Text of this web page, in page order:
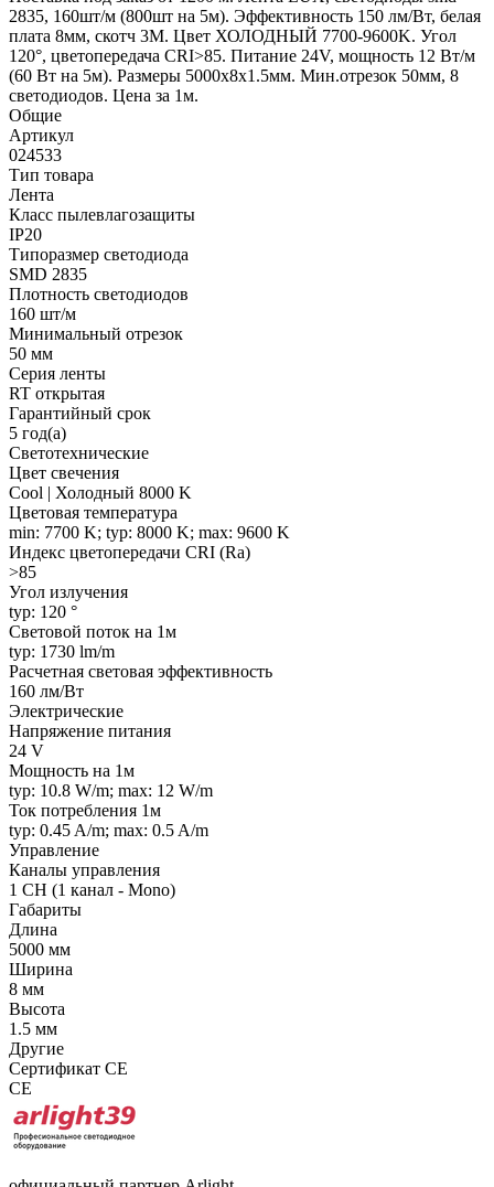
2835, 160шт/м (800шт на 5м). Эффективность 150 лм/Вт, белая
плата 8мм, скотч 3М. Цвет ХОЛОДНЫЙ 7700-9600K. Угол
120°, цветопередача CRI>85. Питание 24V, мощность 12 Вт/м
(60 Вт на 5м). Размеры 5000х8х1.5мм. Мин.отрезок 50мм, 8
светодиодов. Цена за 1м.
Общие
Артикул
024533
Тип товара
Лента
Класс пылевлагозащиты
IP20
Типоразмер светодиода
SMD 2835
Плотность светодиодов
160 шт/м
Минимальный отрезок
50 мм
Серия ленты
RT открытая
Гарантийный срок
5 год(а)
Светотехнические
Цвет свечения
Cool | Холодный 8000 K
Цветовая температура
min: 7700 K; typ: 8000 K; max: 9600 K
Индекс цветопередачи CRI (Ra)
>85
Угол излучения
typ: 120 °
Световой поток на 1м
typ: 1730 lm/m
Расчетная световая эффективность
160 лм/Вт
Электрические
Напряжение питания
24 V
Мощность на 1м
typ: 10.8 W/m; max: 12 W/m
Ток потребления 1м
typ: 0.45 A/m; max: 0.5 A/m
Управление
Каналы управления
1 CH (1 канал - Mono)
Габариты
Длина
5000 мм
Ширина
8 мм
Высота
1.5 мм
Другие
Сертификат CE
CE